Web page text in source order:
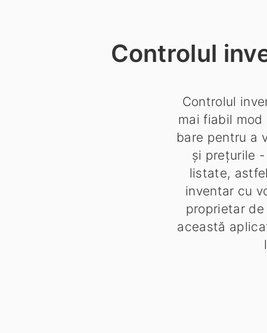
Controlul
Controlul
mai fiabil
bare pentru a
și prețurile
listate,
inventar cu
proprietar
această